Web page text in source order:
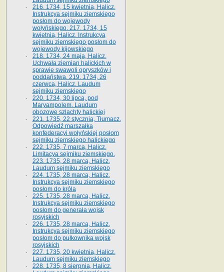
216. 1734, 15 kwietnia, Halicz.
Instrukcya sejmiku ziemskiego
posłom do wojewody
wołyńskiego. 217. 1734, 15
kwietnia, Halicz. Instrukcya
sejmiku ziemskiego posłom do
wojewody kijowskiego
218. 1734, 24 maja, Halicz.
Uchwała ziemian halickich w
sprawie swawoli opryszków i
poddaństwa. 219. 1734, 26
czerwca, Halicz. Laudum
sejmiku ziemskiego
220. 1734, 30 lipca, pod
Maryampolem. Laudum
obozowe szlachty halickiej
221. 1735, 22 stycznia, Tłumacz.
Odpowiedź marszałka
konfederacyi wołyńskiej posłom
sejmiku ziemskiego halickiego
222. 1735, 7 marca, Halicz.
Limitacya sejmiku ziemskiego.
223. 1735, 28 marca, Halicz.
Laudum sejmiku ziemskiego
224. 1735, 28 marca, Halicz.
Instrukcya sejmiku ziemskiego
posłom do króla
225. 1735, 28 marca, Halicz.
Instrukcya sejmiku ziemskiego
posłom do generała wojsk
rosyjskich
226. 1735, 28 marca, Halicz.
Instrukcya sejmiku ziemskiego
posłom do pułkownika wojsk
rosyjskich
227. 1735, 20 kwietnia, Halicz.
Laudum sejmiku ziemskiego
228. 1735, 8 sierpnia, Halicz.